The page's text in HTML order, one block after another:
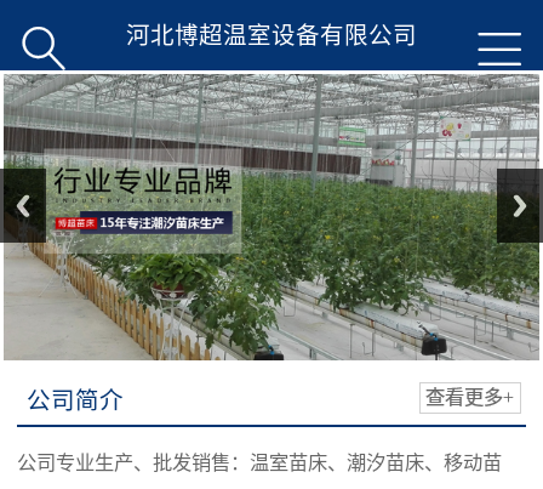

 河北博超温室设备有限公司
公司简介 查看更多+
公司专业生产、批发销售：温室苗床、潮汐苗床、移动苗